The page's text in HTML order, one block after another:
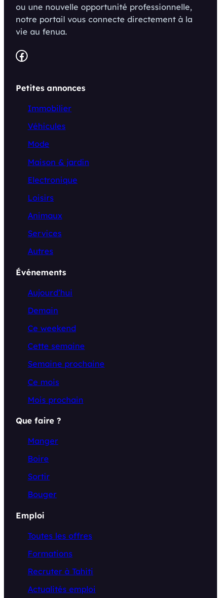
ou une nouvelle opportunité professionnelle,
notre portail vous connecte directement à la
vie au fenua.
Facebook
Petites annonces
Immobilier
Véhicules
Mode
Maison & jardin
Electronique
Loisirs
Animaux
Services
Autres
Événements
Aujourd’hui
Demain
Ce weekend
Cette semaine
Semaine prochaine
Ce mois
Mois prochain
Que faire ?
Manger
Boire
Sortir
Bouger
Emploi
Toutes les offres
Formations
Recruter à Tahiti
Actualités emploi